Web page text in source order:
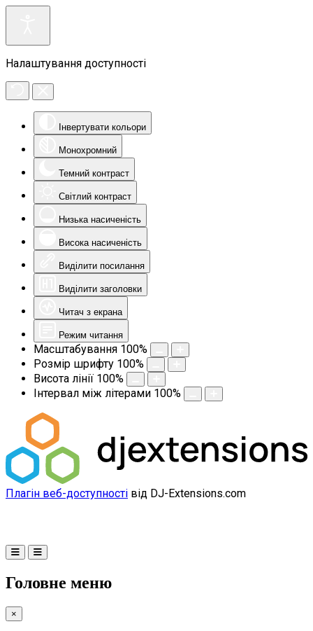
Налаштування доступності
Інвертувати кольори
Монохромний
Темний контраст
Світлий контраст
Низька насиченість
Висока насиченість
Виділити посилання
Виділити заголовки
Читач з екрана
Режим читання
Масштабування 100%
Розмір шрифту 100%
Висота лінії 100%
Інтервал між літерами 100%
Плагін веб-доступності від DJ-Extensions.com
Головне меню
×